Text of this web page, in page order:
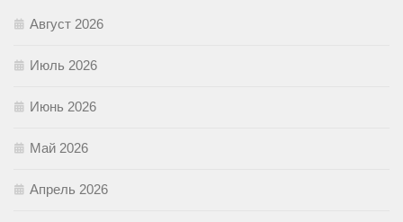
Август 2026
Июль 2026
Июнь 2026
Май 2026
Апрель 2026